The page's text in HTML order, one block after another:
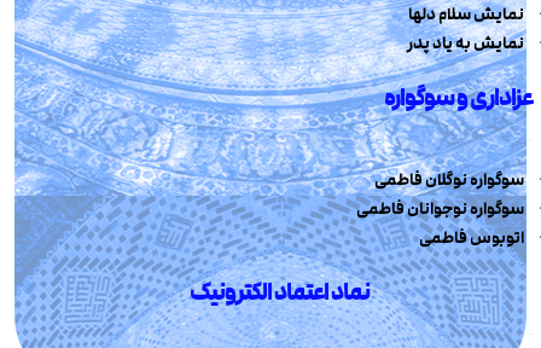
نمایش سلام دلها
نمایش به یاد پدر
عزاداری و سوگواره
سوگواره نوگلان فاطمی
سوگواره نوجوانان فاطمی
اتوبوس فاطمی
نماد اعتماد الکترونیک